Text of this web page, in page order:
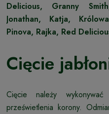
Delicious, Granny
Jonathan, Katja,
Pinova, Rajka, Red
Cięcie
Cięcie należy
prześwietlenia korony.